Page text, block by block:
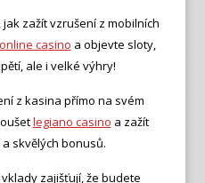
zažít vzrušení z mobilních
casino a objevte sloty,
ale i velké výhry!
z kasina přímo na svém
legiano casino a zažít
skvělých bonusů.
zajišťují, že budete